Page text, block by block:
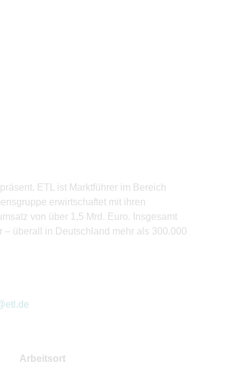
ETL ist Marktführer im Bereich
erwirtschaftet mit ihren
von über 1,5 Mrd. Euro. Insgesamt
– überall in Deutschland mehr als 300.000
Arbeitsort